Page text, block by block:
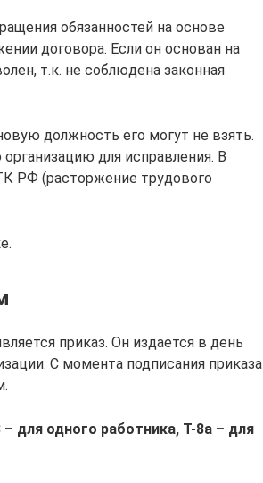
обязанностей на основе
договора. Если он основан на
т.к. не соблюдена законная
должность его могут не взять.
для исправления. В
РФ (расторжение трудового
приказ. Он издается в день
С момента подписания приказа
для одного работника, Т-8а – для